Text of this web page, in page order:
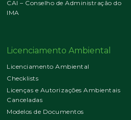
CAI – Conselho de Administração do
IMA
Licenciamento Ambiental
Licenciamento Ambiental
Checklists
Licenças e Autorizações Ambientais
Canceladas
Modelos de Documentos